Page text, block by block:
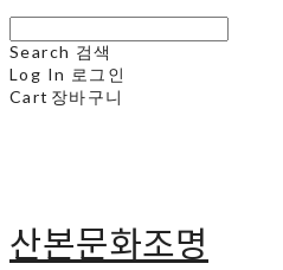
Search 검색
Log In 로그인
Cart 장바구니
산본문화조명